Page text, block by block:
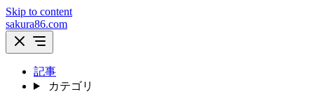
Skip to content
sakura86.com
記事
カテゴリ